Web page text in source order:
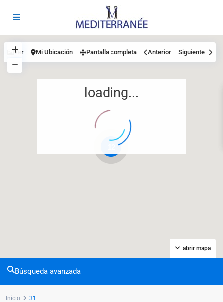
loading...
abrir mapa
Ver Mi Ubicación Pantalla completa Anterior Siguiente
Búsqueda avanzada
Inicio 31